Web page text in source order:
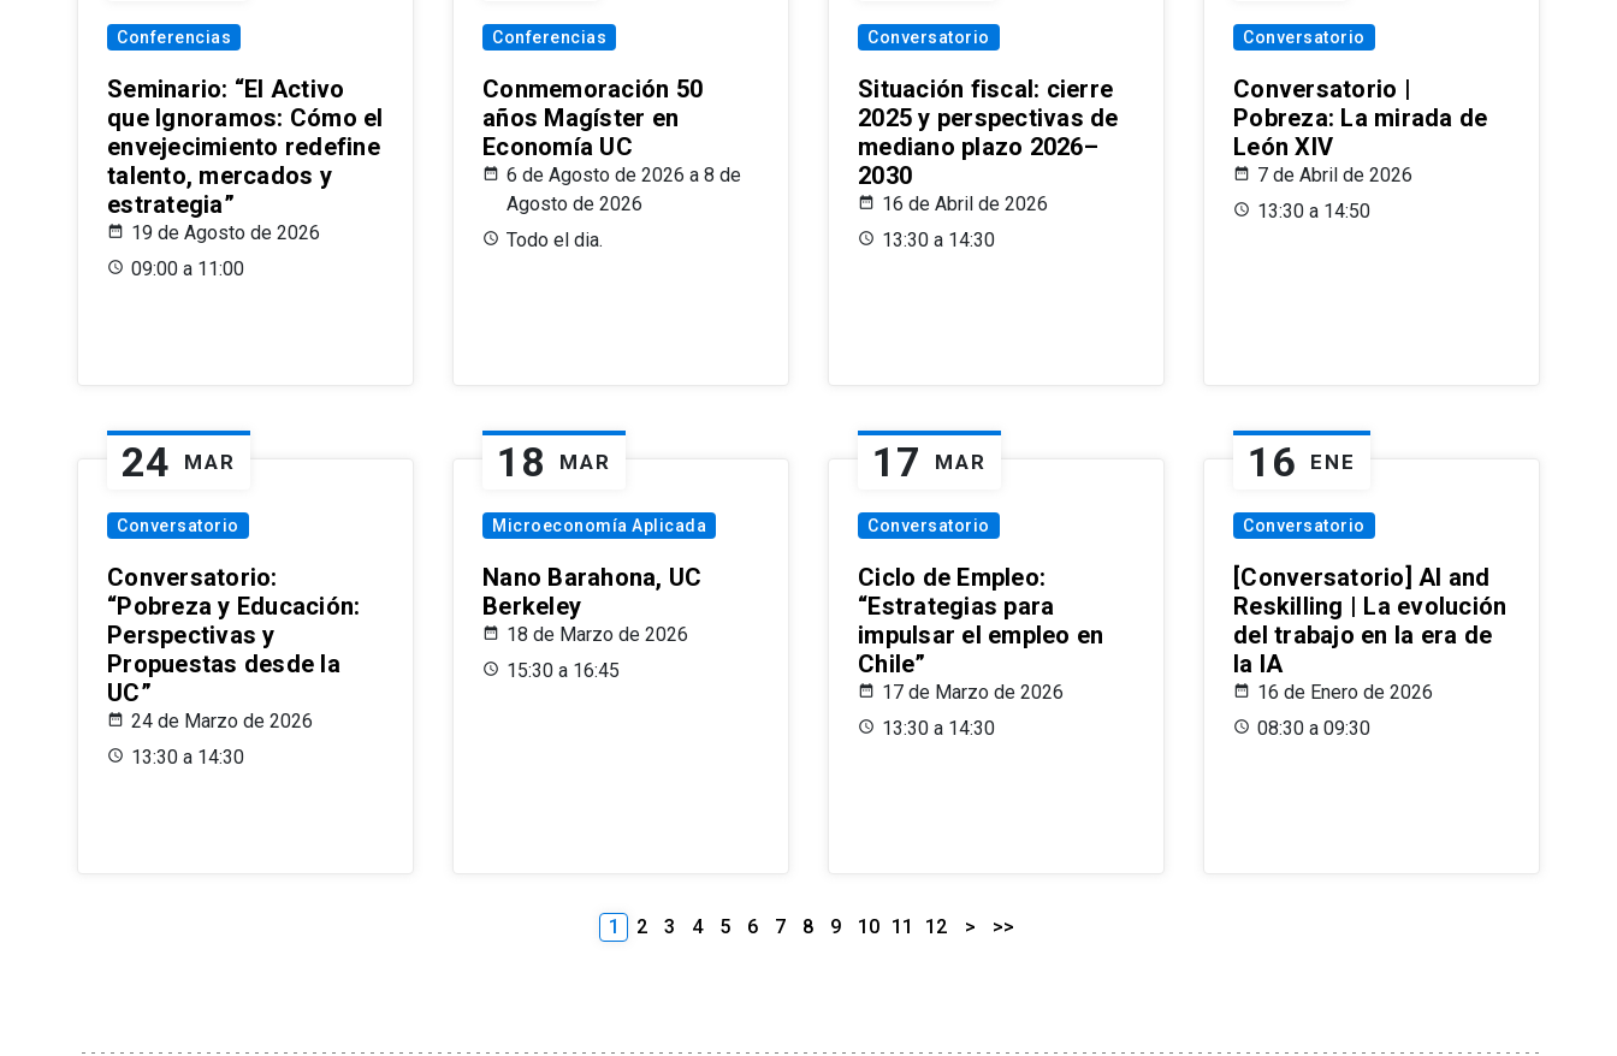
Conferencias
Seminario: “El Activo
que Ignoramos: Cómo el
envejecimiento redefine
talento, mercados y
estrategia”
19 de Agosto de 2026
09:00 a 11:00
Conferencias
Conmemoración 50
años Magíster en
Economía UC
6 de Agosto de 2026 a 8 de
Agosto de 2026
Todo el dia.
Conversatorio
Situación fiscal: cierre
2025 y perspectivas de
mediano plazo 2026–
2030
16 de Abril de 2026
13:30 a 14:30
Conversatorio
Conversatorio |
Pobreza: La mirada de
León XIV
7 de Abril de 2026
13:30 a 14:50
24 MAR
Conversatorio
Conversatorio:
“Pobreza y Educación:
Perspectivas y
Propuestas desde la
UC”
24 de Marzo de 2026
13:30 a 14:30
18 MAR
Microeconomía Aplicada
Nano Barahona, UC
Berkeley
18 de Marzo de 2026
15:30 a 16:45
17 MAR
Conversatorio
Ciclo de Empleo:
“Estrategias para
impulsar el empleo en
Chile”
17 de Marzo de 2026
13:30 a 14:30
16 ENE
Conversatorio
[Conversatorio] AI and
Reskilling | La evolución
del trabajo en la era de
la IA
16 de Enero de 2026
08:30 a 09:30
1 2 3 4 5 6 7 8 9 10 11 12 > >>